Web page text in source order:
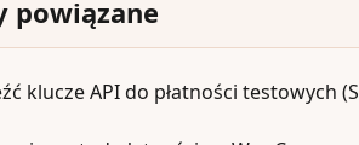
powiązane
klucze API do płatności testowych